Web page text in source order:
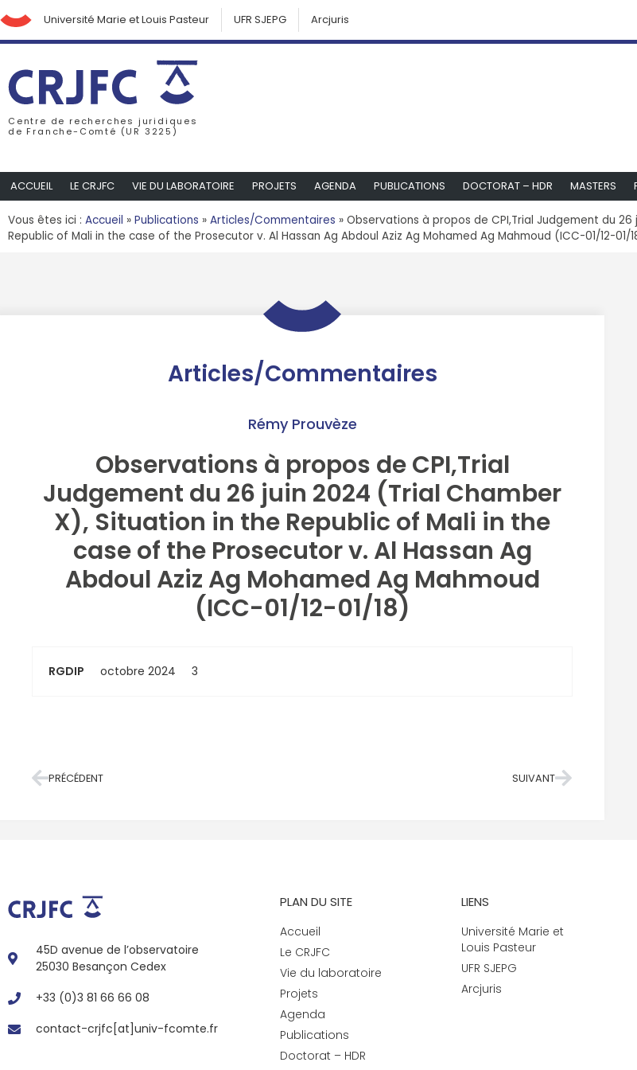
Université Marie et Louis Pasteur UFR SJEPG Arcjuris
Centre de recherches juridiques
de Franche-Comté (UR 3225)
ACCUEIL LE CRJFC VIE DU LABORATOIRE PROJETS AGENDA PUBLICATIONS DOCTORAT – HDR MASTERS
Vous êtes ici : Accueil » Publications » Articles/Commentaires » Observations à propos de CPI,Trial Judgement du
Republic of Mali in the case of the Prosecutor v. Al Hassan Ag Abdoul Aziz Ag Mohamed Ag Mahmoud (ICC-01/12-01/
Articles/Commentaires
Rémy Prouvèze
Observations à propos de CPI,Trial
Judgement du 26 juin 2024 (Trial Chamber
X), Situation in the Republic of Mali in the
case of the Prosecutor v. Al Hassan Ag
Abdoul Aziz Ag Mohamed Ag Mahmoud
(ICC-01/12-01/18)
RGDIP octobre 2024 3
PRÉCÉDENT SUIVANT
45D avenue de l’observatoire
25030 Besançon Cedex
+33 (0)3 81 66 66 08
contact-crjfc[at]univ-fcomte.fr
PLAN DU SITE
Accueil
Le CRJFC
Vie du laboratoire
Projets
Agenda
Publications
Doctorat – HDR
LIENS
Université Marie et
Louis Pasteur
UFR SJEPG
Arcjuris